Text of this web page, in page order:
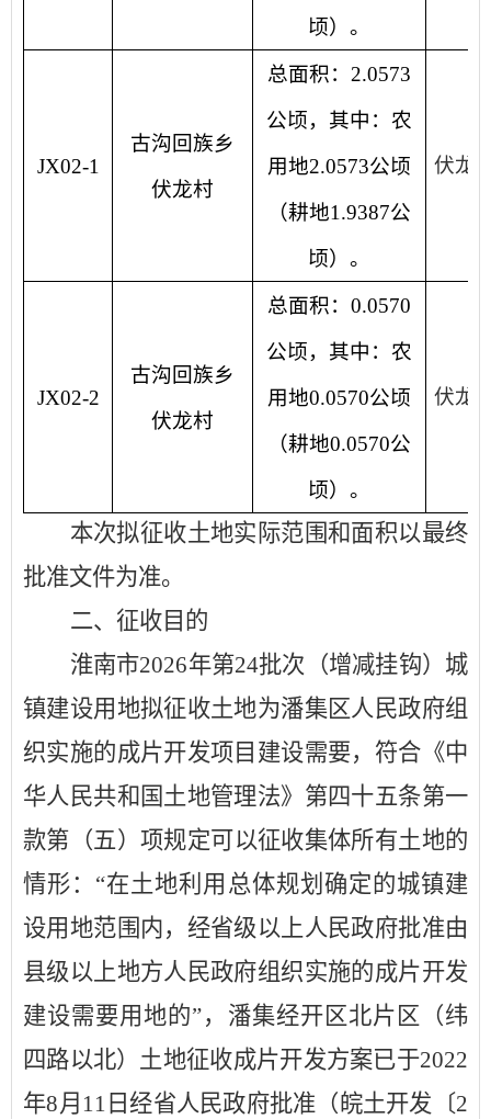
顷）。
JX02-1
古沟回族乡
伏龙村
总面积：2.0573
公顷，其中：农
用地2.0573公顷
（耕地1.9387公
顷）。
伏龙
JX02-2
古沟回族乡
伏龙村
总面积：0.0570
公顷，其中：农
用地0.0570公顷
（耕地0.0570公
顷）。
伏龙
本次拟征收土地实际范围和面积以最终
批准文件为准。
二、征收目的
淮南市2026年第24批次（增减挂钩）城
镇建设用地拟征收土地为潘集区人民政府组
织实施的成片开发项目建设需要， 符合 《中
华人民共和国土地管理法》第四十五条第一
款第（五） 项规定可以征收集体所有土地的
情形： “在土地利用总体规划确定的城镇建
设用地范围内，经省级以上人民政府批准由
县级以上地方人民政府组织实施的成片开发
建设需要用地的”， 潘集经开区北片区（纬
四路以北）土地征收成片开发方案已于2022
年8月11日经省人民政府批准（皖土开发〔2